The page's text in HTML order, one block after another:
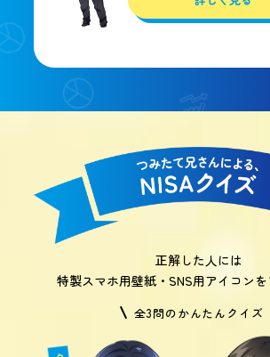
正解した人には
特製スマホ用壁紙・SNS用アイコンを
全3問のかんたんクイズ